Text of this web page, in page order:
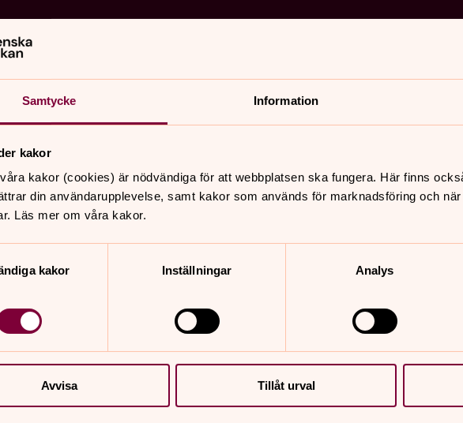
Samtycke Information
kakor
kakor (cookies) är nödvändiga för att webbplatsen ska fungera. Här finns
din användarupplevelse, samt kakor som används för marknadsföring och
Läs mer om våra kakor.
kakor
Inställningar Analys
Avvisa Tillåt urval
du som är medlem i Svenska kyrkan
sitta i kyrkofullmäktige och styra